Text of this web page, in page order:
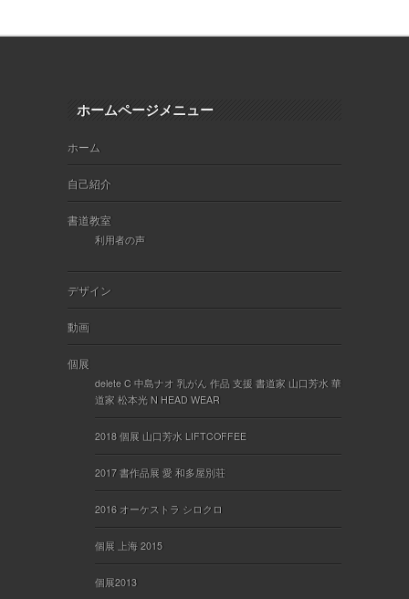
ホームページメニュー
ホーム
自己紹介
書道教室
利用者の声
デザイン
動画
個展
delete C 中島ナオ 乳がん 作品 支援 書道家 山口芳水 華
道家 松本光 N HEAD WEAR
2018 個展 山口芳水 LIFTCOFFEE
2017 書作品展 愛 和多屋別荘
2016 オーケストラ シロクロ
個展 上海 2015
個展2013